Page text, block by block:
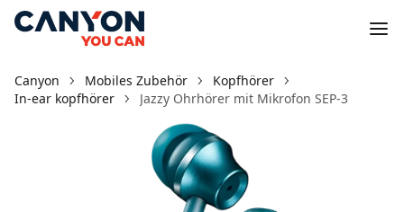
Canyon Mobiles Zubehör
Kopfhörer
In-ear kopfhörer
Jazzy Ohrhörer mit Mikrofon SEP-3